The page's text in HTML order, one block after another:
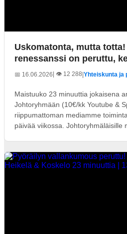
Uskomatonta, mutta
renessanssi on peruttu,
📅 16.06.2026| 👁️ 12 288 Yhteiskunta ja
Maistuuko 23 minuuttia jokaisena
Johtoryhmään (10€/kk Youtube &
riippumattoman mediamme
päivää viikossa. Johtoryhmäläisille